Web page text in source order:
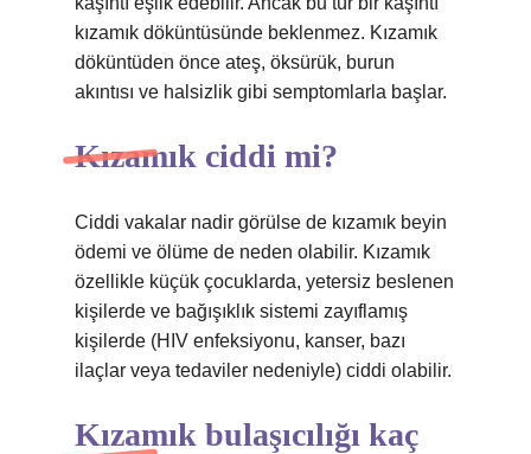
kızamık döküntüsünde beklenmez. Kızamık
döküntüden önce ateş, öksürük, burun
akıntısı ve halsizlik gibi semptomlarla başlar.
Kızamık ciddi mi?
Ciddi vakalar nadir görülse de kızamık beyin
ödemi ve ölüme de neden olabilir. Kızamık
özellikle küçük çocuklarda, yetersiz beslenen
kişilerde ve bağışıklık sistemi zayıflamış
kişilerde (HIV enfeksiyonu, kanser, bazı
ilaçlar veya tedaviler nedeniyle) ciddi olabilir.
Kızamık bulaşıcılığı kaç